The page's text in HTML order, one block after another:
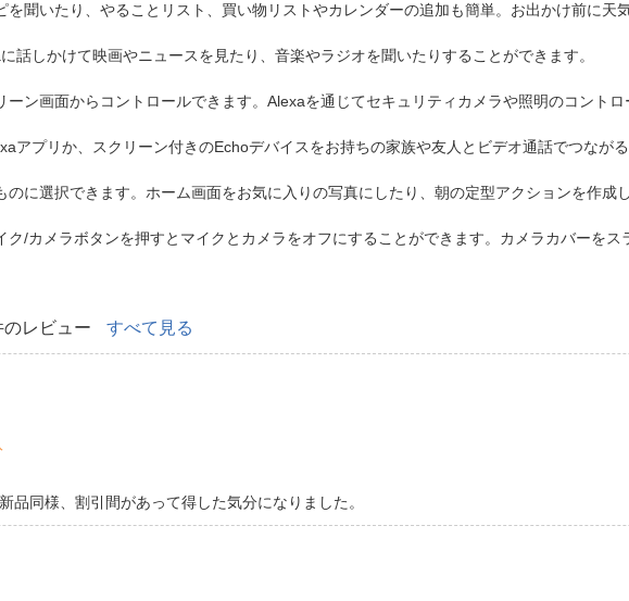
を聞いたり、やることリスト、買い物リストやカレンダーの追加も簡単。お出かけ前に天
話しかけて映画やニュースを見たり、音楽やラジオを聞いたりすることができます。
ン画面からコントロールできます。Alexaを通じてセキュリティカメラや照明のコントロ
アプリか、スクリーン付きのEchoデバイスをお持ちの家族や友人とビデオ通話でつながる
のに選択できます。ホーム画面をお気に入りの写真にしたり、朝の定型アクションを作成
ク/カメラボタンを押すとマイクとカメラをオフにすることができます。カメラカバーをス
のレビュー すべて見る
品同様、割引間があって得した気分になりました。